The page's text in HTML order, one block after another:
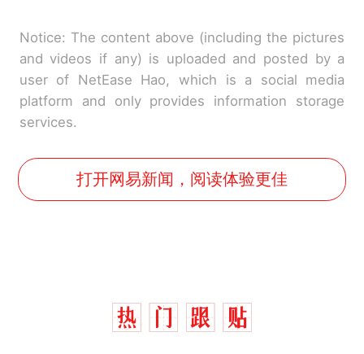
Notice: The content above (including the pictures
and videos if any) is uploaded and posted by a
user of NetEase Hao, which is a social media
platform and only provides information storage
services.
打开网易新闻，阅读体验更佳